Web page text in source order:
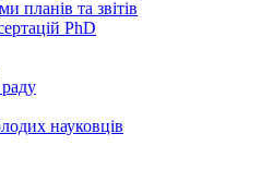
планів та звітів
PhD
науковців